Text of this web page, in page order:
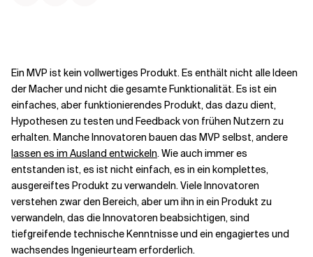
Verwandte Themen
Ein MVP ist kein vollwertiges Produkt. Es enthält nicht alle Ideen
der Macher und nicht die gesamte Funktionalität. Es ist ein
einfaches, aber funktionierendes Produkt, das dazu dient,
Hypothesen zu testen und Feedback von frühen Nutzern zu
erhalten. Manche Innovatoren bauen das MVP selbst, andere
lassen es im Ausland entwickeln. Wie auch immer es
entstanden ist, es ist nicht einfach, es in ein komplettes,
ausgereiftes Produkt zu verwandeln. Viele Innovatoren
verstehen zwar den Bereich, aber um ihn in ein Produkt zu
verwandeln, das die Innovatoren beabsichtigen, sind
tiefgreifende technische Kenntnisse und ein engagiertes und
wachsendes Ingenieurteam erforderlich.